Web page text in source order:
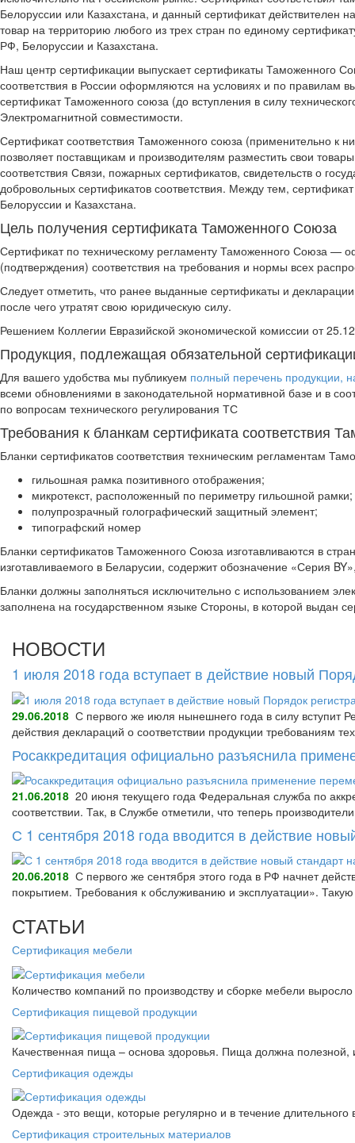
Белоруссии или Казахстана, и данный сертификат
товар на территорию любого из трех стран по единому
РФ, Белоруссии и Казахстана.
Наш центр сертификации выпускает сертификаты Таможенного
соответствия в России оформляются на условиях и по правилам
сертификат Таможенного союза (до вступления в силу
Электромагнитной совместимости.
Сертификат соответствия Таможенного союза (применительно к
позволяет поставщикам и производителям разместить свои
соответствия Связи, пожарных сертификатов, свидетельств о
добровольных сертификатов соответствия. Между тем,
Белоруссии и Казахстана.
Цель получения сертификата Таможенного Союза
Сертификат по техническому регламенту Таможенного Союза —
(подтверждения) соответствия на требования и нормы всех
Следует отметить, что ранее выданные сертификаты и
после чего утратят свою юридическую силу.
Решением Коллегии Евразийской экономической комиссии от
Продукция, подлежащая обязательной
Для вашего удобства мы публикуем полный перечень продукции,
всеми обновлениями в законодательной нормативной базе и в
по вопросам технического регулирования ТС
Требования к бланкам сертификата соответствия
Бланки сертификатов соответствия техническим регламентам
гильошная рамка позитивного отображения;
микротекст, расположенный по периметру гильошной рамки;
полупрозрачный голографический защитный элемент;
типографский номер
Бланки сертификатов Таможенного Союза изготавливаются в
изготавливаемого в Беларусии, содержит обозначение «Серия
Бланки должны заполняться исключительно с использованием
заполнена на государственном языке Стороны, в которой выдан
НОВОСТИ
1 июля 2018 года вступает в действие новый
29.06.2018 С первого же июля нынешнего года в силу вступит
действия деклараций о соответствии продукции требованиям
Росаккредитация официально разъяснила
21.06.2018 20 июня текущего года Федеральная служба по
соответствии. Так, в Службе отметили, что теперь
С 1 сентября 2018 года вводится в действие
20.06.2018 С первого же сентября этого года в РФ начнет
покрытием. Требования к обслуживанию и эксплуатации».
СТАТЬИ
Сертификация мебели
Количество компаний по производству и сборке мебели
Сертификация пищевой продукции
Качественная пища – основа здоровья. Пища должна
Сертификация одежды
Одежда - это вещи, которые регулярно и в течение
Сертификация строительных материалов